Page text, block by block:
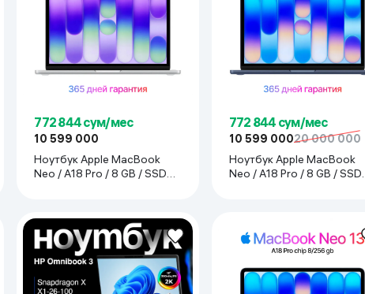
772 844 сум/мес
10 599 000
Ноутбук Apple MacBook
Neo / A18 Pro / 8 GB / SSD
772 844 сум/мес
10 599 00020 000 000
Ноутбук Apple MacBook
Neo / A18 Pro / 8 GB / SSD